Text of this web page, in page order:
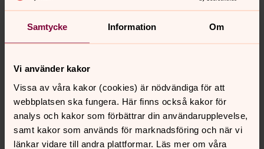
Samtycke Information Om
Vi använder kakor
Vissa av våra kakor (cookies) är nödvändiga för att
webbplatsen ska fungera. Här finns också kakor för
analys och kakor som förbättrar din användarupplevelse,
samt kakor som används för marknadsföring och när vi
länkar vidare till andra plattformar. Läs mer om våra
Agnetha Häggander
Diakon